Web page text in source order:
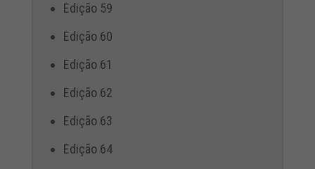
Edição 59
Edição 60
Edição 61
Edição 62
Edição 63
Edição 64